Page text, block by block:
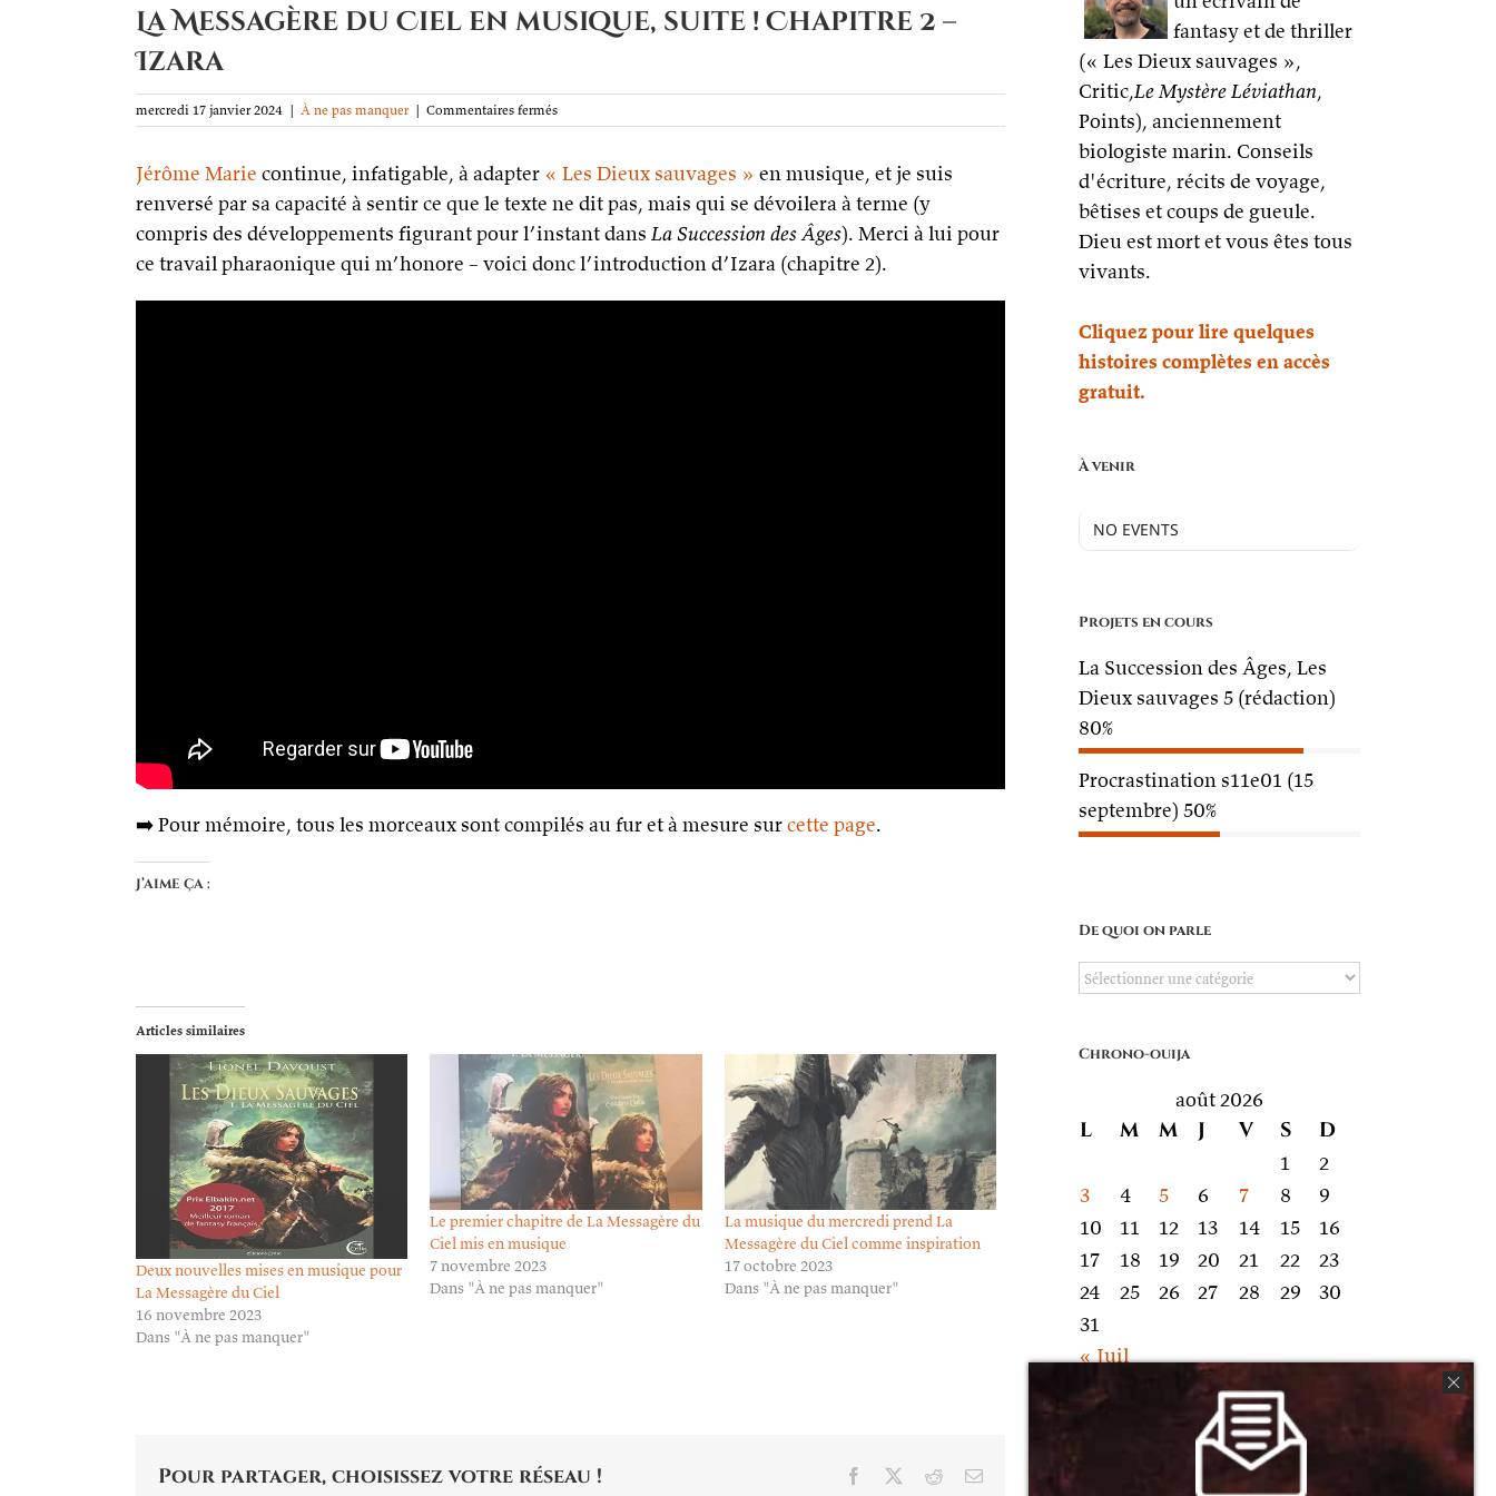
La Messagère du Ciel en musique, suite ! Chapitre 2 –
Izara
mercredi 17 janvier 2024 | À ne pas manquer | Commentaires ferméssur
La
du
en
musique,
Chapitre
Jérôme Marie continue, infatigable, à adapter « Les Dieux sauvages » en musique, et je suis
renversé par sa capacité à sentir ce que le texte ne dit pas, mais qui se dévoilera à terme (y
compris des développements figurant pour l’instant dans La Succession des Âges). Merci à lui pour
ce travail pharaonique qui m’honore – voici donc l’introduction d’Izara (chapitre 2).
➡️ Pour mémoire, tous les morceaux sont compilés au fur et à mesure surcette page.
J’aime ça :
Articles similaires
Deux nouvelles mises en musique pour
La Messagère du Ciel
16 novembre 2023
Dans "À ne pas manquer"
Le premier chapitre de La Messagère du
Ciel mis en musique
7 novembre 2023
Dans "À ne pas manquer"
La musique du mercredi prend La
Messagère du Ciel comme inspiration
17 octobre 2023
Dans "À ne pas manquer"
Pour partager, choisissez votre réseau ! Facebook RedditEmail
fantasy et de thriller
(« Les Dieux sauvages »,
Critic,Le Mystère Léviathan,
Points), anciennement
biologiste marin. Conseils
d'écriture, récits de voyage,
bêtises et coups de gueule.
Dieu est mort et vous êtes tous
vivants.
Cliquez pour lire quelques
histoires complètes en accès
gratuit.
À venir
NO EVENTS
Projets en cours
La Succession des Âges, Les
Dieux sauvages 5 (rédaction)
80%
Procrastination s11e01 (15
septembre) 50%
De quoi on parle
De
parle
Chrono-ouija
août 2026
L M M J V S D
1
2
3
4 5 6 7 8
9
10
11 12 13 14 15
16
17
18 19 20 21 22
23
24
25 26 27 28 29
30
31
« Juil